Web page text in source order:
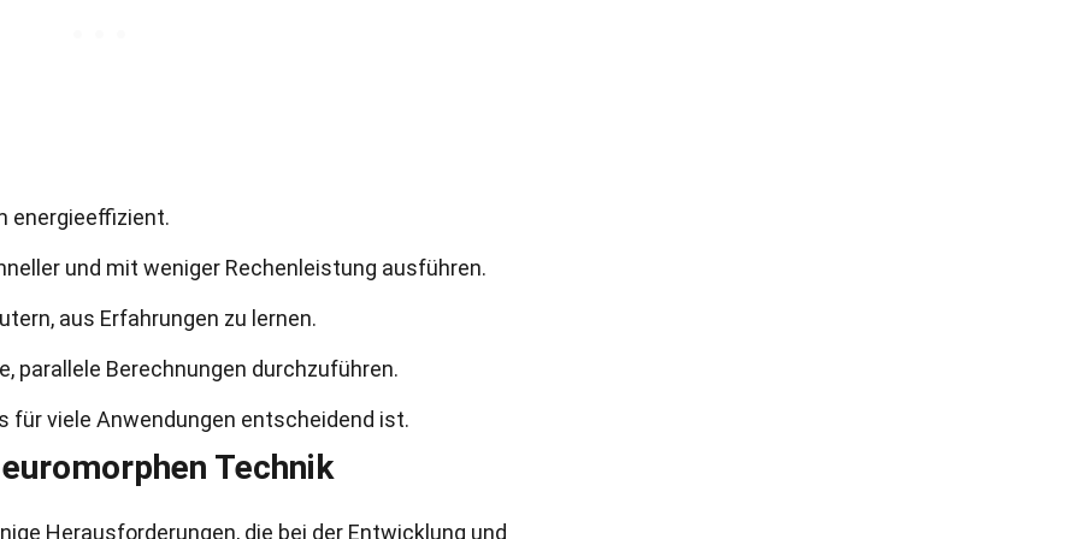
energieeffizient.
und mit weniger Rechenleistung ausführen.
aus Erfahrungen zu lernen.
parallele Berechnungen durchzuführen.
für viele Anwendungen entscheidend ist.
Technik
Herausforderungen, die bei der Entwicklung und